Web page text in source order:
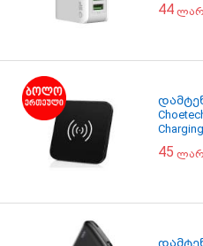
44
Charging
45